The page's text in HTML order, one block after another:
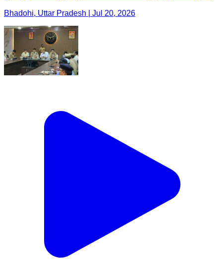
Bhadohi, Uttar Pradesh | Jul 20, 2026